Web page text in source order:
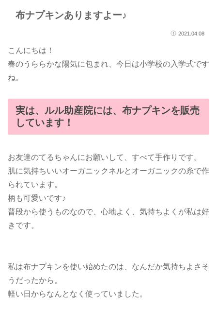
布ナプキンありますよー♪
2021.04.08
こんにちは！
春のうららかな陽気に包まれ、今日は小学校の入学式です
ね。
実は、ルル助産院には、布ナプキンを販売
しています！
お友達のてるちゃんにお願いして、すべて手作りです。
肌に気持ちいいオーガニックネルとオーガニックの糸で作
られています。
柄も可愛いです♪
普段から使うものなので、心地よく、気持ちよくが私は好
きです。
私は布ナプキンを使い始めたのは、なんだか気持ちよさそ
うだったから。
軽い日からなんとなく使っていました。